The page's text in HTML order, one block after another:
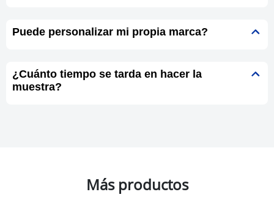
Puede personalizar mi propia marca?
¿Cuánto tiempo se tarda en hacer la
muestra?
Más productos